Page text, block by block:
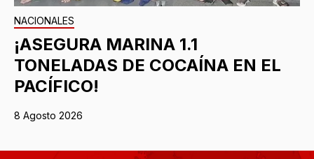
NACIONALES
¡ASEGURA MARINA 1.1
TONELADAS DE COCAÍNA EN EL
PACÍFICO!
8 Agosto 2026